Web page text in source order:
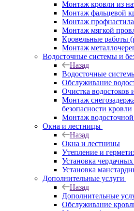
Монтаж кровли из
Монтаж фальцевой
Монтаж профнастила
Монтаж мягкой
Кровельные работы
Монтаж
Водосточные системы и
Назад
Водосточные
Обслуживание
Очистка водостоков
Монтаж
безопасности кровли
Монтаж
Окна и лестницы
Назад
Окна и лестницы
Утепление и
Установка
Установка
Дополнительные услуги
Назад
Дополнительные
Обслуживание